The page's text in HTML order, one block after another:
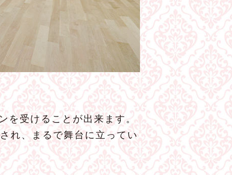
を受けることが出来ます。
れ、まるで舞台に立ってい